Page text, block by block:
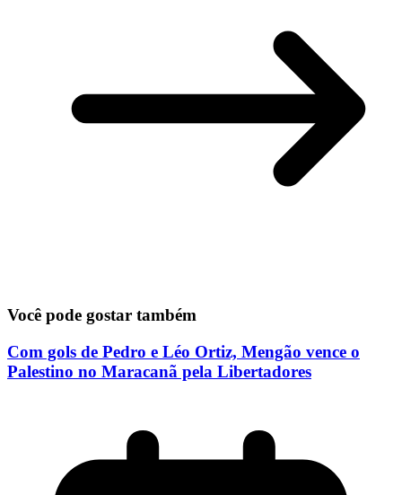
Você pode gostar também
Com gols de Pedro e Léo Ortiz, Mengão vence o
Palestino no Maracanã pela Libertadores